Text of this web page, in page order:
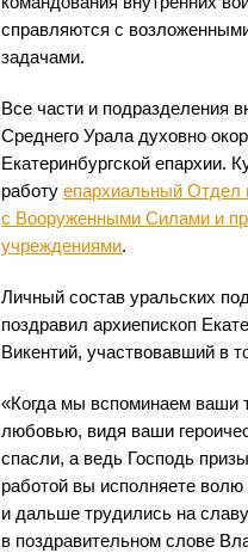
справляются с
задачами.
Все части и подразделения
Среднего Урала духовно
Екатеринбургской епархии.
работуепархиальный Отдел
с Вооруженными Силами и
учреждениями.
Личный состав уральских
поздравил архиепископ
Викентий, участвовавший в
«Когда мы вспоминаем ваши
любовью, видя ваши
спасли, а ведь Господь
работой вы исполняете
и дальше трудились на
в поздравительном слове